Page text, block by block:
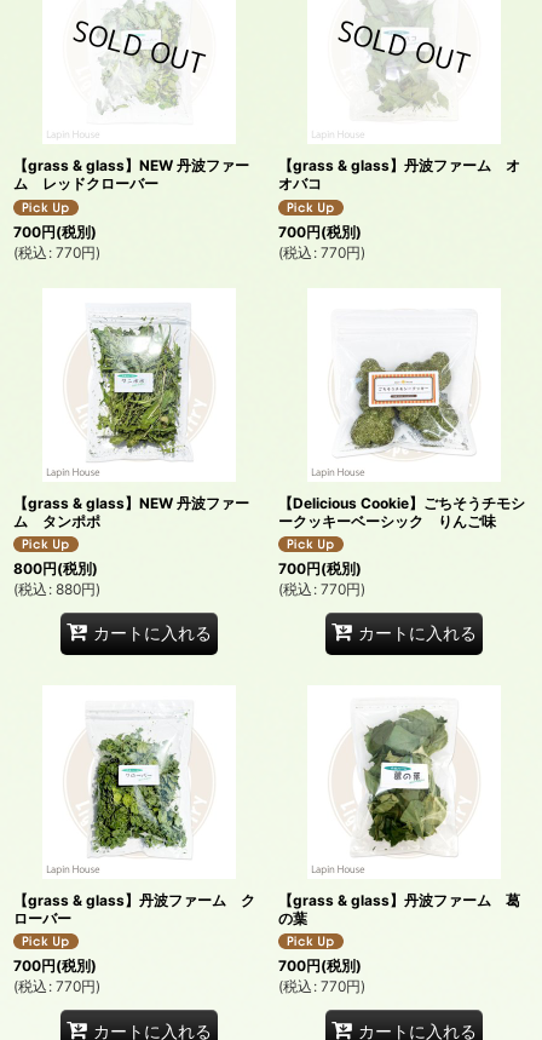
【grass & glass】NEW 丹波ファー
ム レッドクローバー
700円(税別)
(税込 : 770円)
【grass & glass】丹波ファーム オ
オバコ
700円(税別)
(税込 : 770円)
【grass & glass】NEW 丹波ファー
ム タンポポ
800円(税別)
(税込 : 880円)
カートに入れる
【Delicious Cookie】ごちそうチモシ
ークッキーベーシック りんご味
700円(税別)
(税込 : 770円)
カートに入れる
【grass & glass】丹波ファーム ク
ローバー
700円(税別)
(税込 : 770円)
カートに入れる
【grass & glass】丹波ファーム 葛
の葉
700円(税別)
(税込 : 770円)
カートに入れる